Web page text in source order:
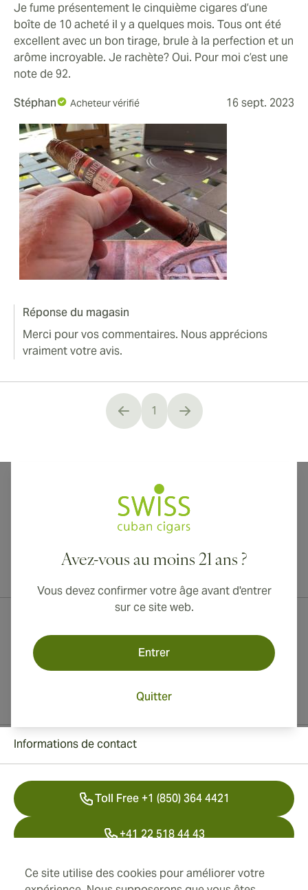
Ce site utilise des cookies pour améliorer votre
Je fume présentement le cinquième cigares d’une
boîte de 10 acheté il y a quelques mois. Tous ont été
excellent avec un bon tirage, brule à la perfection et un
arôme incroyable. Je rachète? Oui. Pour moi c’est une
note de 92.
Stéphan
Acheteur vérifié 16 sept. 2023
Réponse du magasin
Merci pour vos commentaires. Nous apprécions
vraiment votre avis.
You're currently reading page
1
Avez-vous au moins 21 ans ?
Vous devez confirmer votre âge avant d'entrer
sur ce site web.
Entrer
Quitter
Livraison internationale disponible vers le Canada, le Royaume-Uni
Informations de contact
Toll Free +1 (850) 364 4421
+41 22 518 44 43
info@swisscubancigars.com